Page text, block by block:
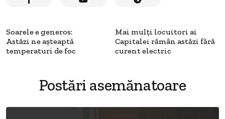
Soarele e generos:
Astăzi ne așteaptă
temperaturi de foc
Mai mulți locuitori ai
Capitalei rămân astăzi fără
curent electric
Postări asemănatoare